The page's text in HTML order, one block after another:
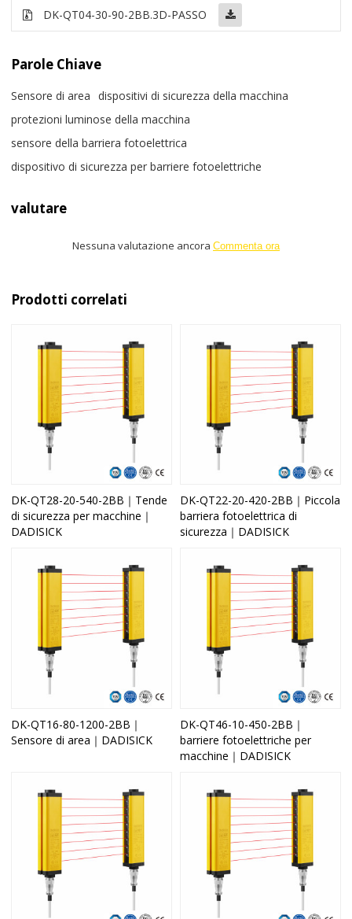
DK-QT04-30-90-2BB.3D-PASSO
Parole Chiave
Sensore di area
dispositivi di sicurezza della macchina
protezioni luminose della macchina
sensore della barriera fotoelettrica
dispositivo di sicurezza per barriere fotoelettriche
valutare
Nessuna valutazione ancora Commenta ora
Prodotti correlati
DK-QT28-20-540-2BB｜Tende
di sicurezza per macchine｜
DADISICK
DK-QT22-20-420-2BB｜Piccola
barriera fotoelettrica di
sicurezza｜DADISICK
DK-QT16-80-1200-2BB｜
Sensore di area｜DADISICK
DK-QT46-10-450-2BB｜
barriere fotoelettriche per
macchine｜DADISICK